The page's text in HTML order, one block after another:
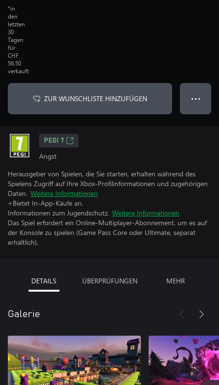
*in
den
letzten
30
Tagen
für
CHF
56.50
verkauft
ZUR WUNSCHLISTE HINZUFÜGEN ● ● ●
PEGI 7
Angst
Herausgeber von Spielen, die Sie starten, erhalten während des
Spielens Zugriff auf Ihre Xbox-Profilinformationen und zugehörigen
Daten. Weitere Informationen
+Bietet In-App-Käufe an.
Informationen zum Jugendschutz. Weitere Informationen
Das Spiel erfordert ein Online-Multiplayer-Abonnement, um es auf
der Konsole zu spielen (Game Pass Core oder Ultimate, separat
erhältlich).
DETAILS ÜBERPRÜFUNGEN MEHR
Galerie